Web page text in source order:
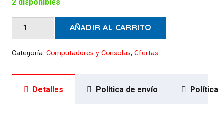
2 disponibles
Manómetro
Bar
PSI
cantidad
AÑADIR AL CARRITO
Categoría: Computadores y Consolas, Ofertas
Detalles Política de envío Política